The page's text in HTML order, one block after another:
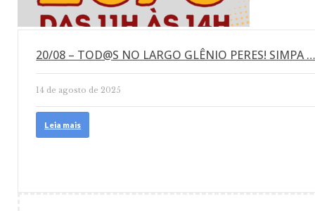
20/08 – TOD@S NO LARGO GLÊNIO PERES! SIMPA
14 de agosto de 2025
Leia mais